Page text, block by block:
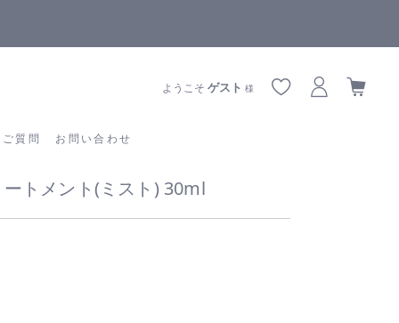
質問 お問い合わせ
ようこそゲスト 様
あるご質問
トメント(ミスト) 30ml